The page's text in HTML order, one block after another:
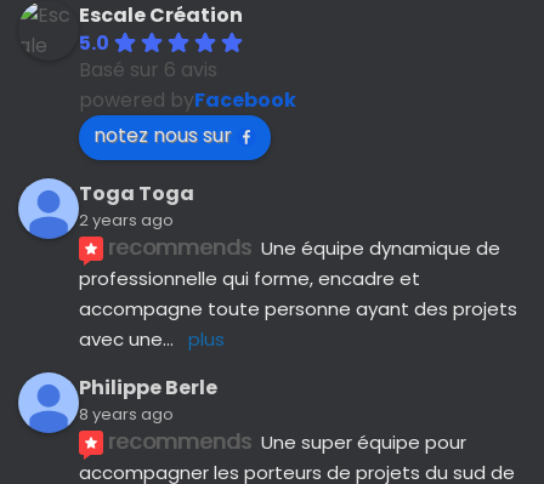
Escale Création
5.0
Basé sur 6 avis
powered byFacebook
notez nous sur
Toga Toga
2 years ago
recommends Une équipe dynamique de
professionnelle qui forme, encadre et
accompagne toute personne ayant des projets
avec une... plus
Philippe Berle
8 years ago
recommends Une super équipe pour
accompagner les porteurs de projets du sud de